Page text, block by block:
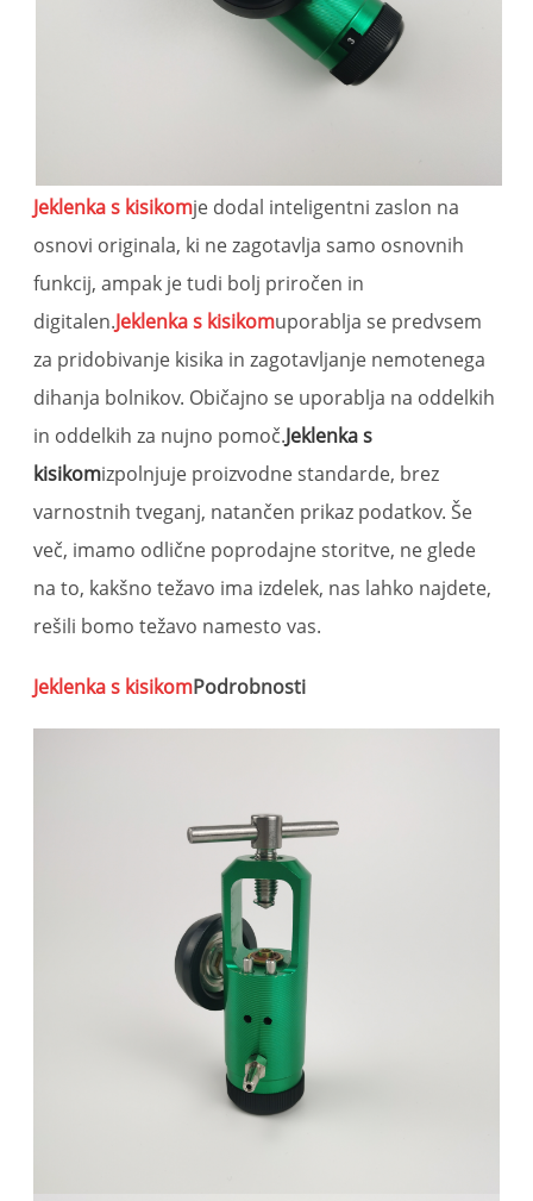
Jeklenka s kisikomje dodal inteligentni zaslon na
osnovi originala, ki ne zagotavlja samo osnovnih
funkcij, ampak je tudi bolj priročen in
digitalen.Jeklenka s kisikomuporablja se predvsem
za pridobivanje kisika in zagotavljanje nemotenega
dihanja bolnikov. Običajno se uporablja na oddelkih
in oddelkih za nujno pomoč.Jeklenka s
kisikomizpolnjuje proizvodne standarde, brez
varnostnih tveganj, natančen prikaz podatkov. Še
več, imamo odlične poprodajne storitve, ne glede
na to, kakšno težavo ima izdelek, nas lahko najdete,
rešili bomo težavo namesto vas.
Jeklenka s kisikomPodrobnosti